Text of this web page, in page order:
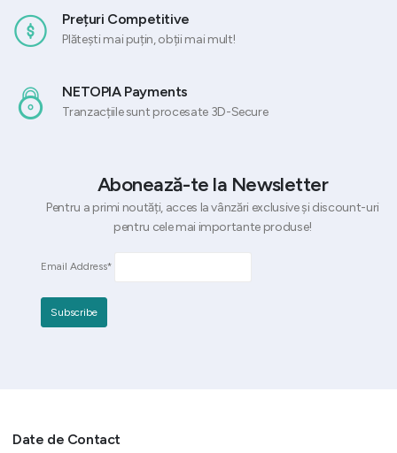
Prețuri Competitive
Plătești mai puțin, obții mai mult!
NETOPIA Payments
Tranzacțiile sunt procesate 3D-Secure
Abonează-te la Newsletter
Pentru a primi noutăți, acces la vânzări exclusive și discount-uri
pentru cele mai importante produse!
Email Address*
Date de Contact